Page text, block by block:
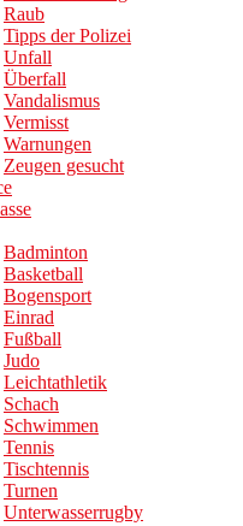
Raub
Tipps der Polizei
Unfall
Überfall
Vandalismus
Vermisst
Warnungen
Zeugen gesucht
Badminton
Basketball
Bogensport
Einrad
Fußball
Judo
Leichtathletik
Schach
Schwimmen
Tennis
Tischtennis
Turnen
Unterwasserrugby